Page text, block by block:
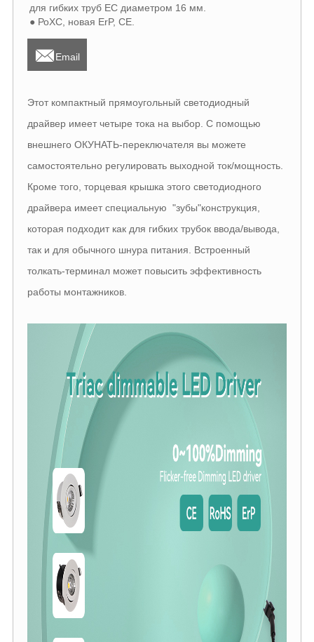
для гибких труб ЕС диаметром 16 мм.
● РоХС, новая ErP, CE.
Email
Этот компактный прямоугольный светодиодный
драйвер имеет четыре тока на выбор. С помощью
внешнего ОКУНАТЬ-переключателя вы можете
самостоятельно регулировать выходной ток/мощность.
Кроме того, торцевая крышка этого светодиодного
драйвера имеет специальную "зубы"конструкция,
которая подходит как для гибких трубок ввода/вывода,
так и для обычного шнура питания. Встроенный
толкать-терминал может повысить эффективность
работы монтажников.